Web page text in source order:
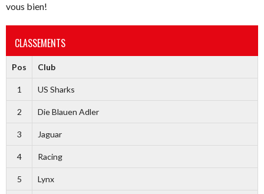
vous bien!
CLASSEMENTS
Pos Club
1 US Sharks
2 Die Blauen Adler
3 Jaguar
4 Racing
5 Lynx